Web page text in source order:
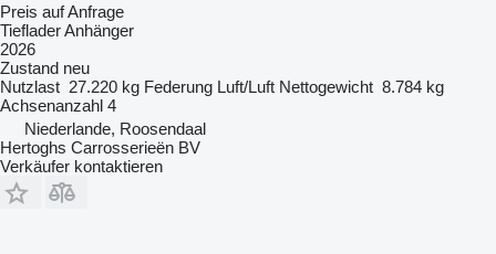
Preis auf Anfrage
Tieflader Anhänger
2026
Zustand neu
Nutzlast 27.220 kg Federung Luft/Luft Nettogewicht 8.784 kg
Achsenanzahl 4
Niederlande, Roosendaal
Hertoghs Carrosserieën BV
Verkäufer kontaktieren